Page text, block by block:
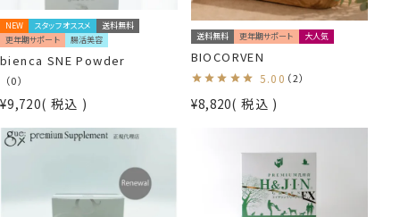
NEW スタッフオススメ
送料無料
更年期サポート
腸活美容
bienca SNE Powder
（0）
¥9,720 税込
送料無料 更年期サポート 大人気
BIOCORVEN
5.00 （2）
¥8,820 税込